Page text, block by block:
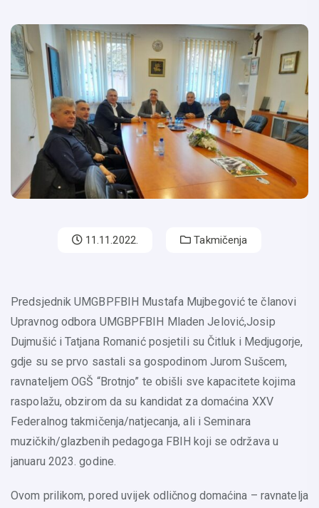
11.11.2022. Takmičenja
Predsjednik UMGBPFBIH Mustafa Mujbegović te članovi
Upravnog odbora UMGBPFBIH Mladen Jelović,Josip
Dujmušić i Tatjana Romanić posjetili su Čitluk i Medjugorje,
gdje su se prvo sastali sa gospodinom Jurom Sušcem,
ravnateljem OGŠ “Brotnjo” te obišli sve kapacitete kojima
raspolažu, obzirom da su kandidat za domaćina XXV
Federalnog takmičenja/natjecanja, ali i Seminara
muzičkih/glazbenih pedagoga FBIH koji se održava u
januaru 2023. godine.
Ovom prilikom, pored uvijek odličnog domaćina – ravnatelja